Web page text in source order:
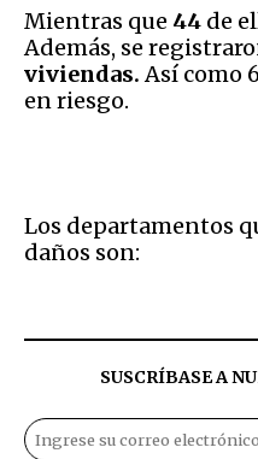
Mientras que 44 de
Además, se
viviendas.Así como
en riesgo.
Los departamentos
daños son:
SUSCRÍBASE A